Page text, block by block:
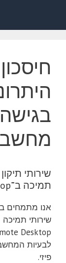
שירותי
תמיכה ב־Chrome Remote Desktop
אנו מתמחים
לבעיות
פיזי.